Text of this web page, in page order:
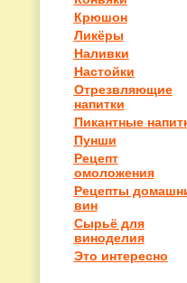
Крюшон
Ликёры
Наливки
Настойки
Отрезвляющие
напитки
Пикантные
Пунши
Рецепт
омоложения
Рецепты
вин
Сырьё для
виноделия
Это интересно